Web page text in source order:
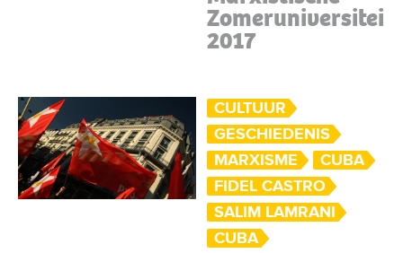
Zomeruniversiteit
2017
CULTUUR
GESCHIEDENIS
MARXISME
CUBA
FIDEL CASTRO
SALIM LAMRANI
CUBA